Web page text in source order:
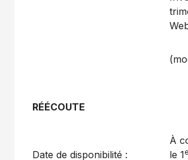
RÉÉCOUTE
Date de disponibilité :
À
le 1